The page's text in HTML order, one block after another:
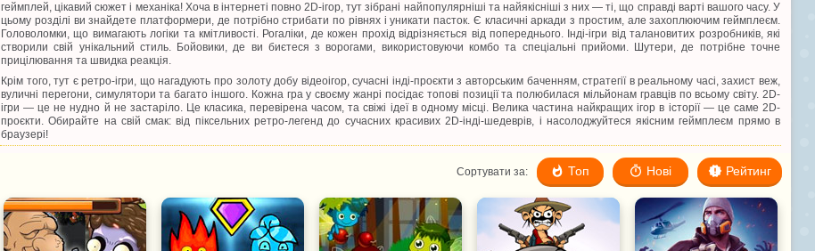
геймплей, цікавий сюжет і механіка! Хоча в інтернеті повно 2D-ігор, тут зібрані найпопулярніші та найякісніші з них — ті, що справді варті вашого часу. У
цьому розділі ви знайдете платформери, де потрібно стрибати по рівнях і уникати пасток. Є класичні аркади з простим, але захоплюючим геймплеєм.
Головоломки, що вимагають логіки та кмітливості. Рогаліки, де кожен прохід відрізняється від попереднього. Інді-ігри від талановитих розробників, які
створили свій унікальний стиль. Бойовики, де ви биєтеся з ворогами, використовуючи комбо та спеціальні прийоми. Шутери, де потрібне точне
прицілювання та швидка реакція.
Крім того, тут є ретро-ігри, що нагадують про золоту добу відеоігор, сучасні інді-проєкти з авторським баченням, стратегії в реальному часі, захист веж,
вуличні перегони, симулятори та багато іншого. Кожна гра у своєму жанрі посідає топові позиції та полюбилася мільйонам гравців по всьому світу. 2D-
ігри — це не нудно й не застаріло. Це класика, перевірена часом, та свіжі ідеї в одному місці. Велика частина найкращих ігор в історії — це саме 2D-
проєкти. Обирайте на свій смак: від піксельних ретро-легенд до сучасних красивих 2D-інді-шедеврів, і насолоджуйтеся якісним геймплеєм прямо в
браузері!
Сортувати за: Топ Нові Рейтинг